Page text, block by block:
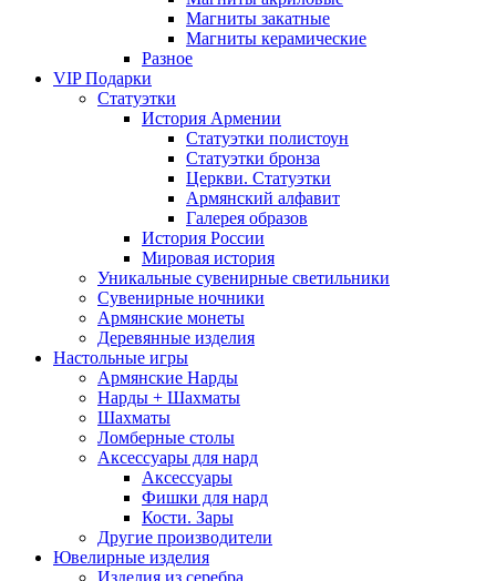
Магниты закатные
Магниты керамические
Разное
VIP Подарки
Статуэтки
История Армении
Статуэтки полистоун
Статуэтки бронза
Церкви. Статуэтки
Армянский алфавит
Галерея образов
История России
Мировая история
Уникальные сувенирные светильники
Сувенирные ночники
Армянские монеты
Деревянные изделия
Настольные игры
Армянские Нарды
Нарды + Шахматы
Шахматы
Ломберные столы
Аксессуары для нард
Аксессуары
Фишки для нард
Кости. Зары
Другие производители
Ювелирные изделия
Изделия из серебра